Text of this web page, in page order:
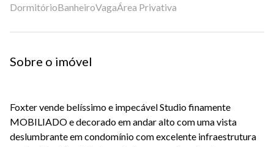
DormitórioBanheiroVagaÁrea Privativa
Sobre o imóvel
Foxter vende belíssimo e impecável Studio finamente
MOBILIADO e decorado em andar alto com uma vista
deslumbrante em condomínio com excelente infraestrutura